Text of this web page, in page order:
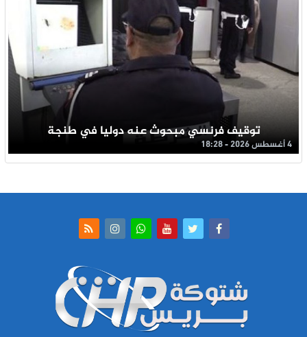
توقيف فرنسي مبحوث عنه دوليا في طنجة
4 أغسطس 2026 - 18:28